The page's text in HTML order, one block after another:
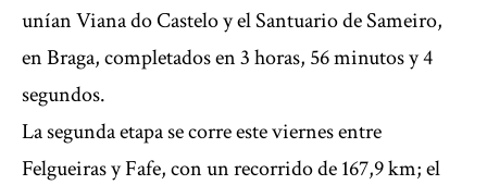
unían Viana do Castelo y el Santuario de Sameiro,
en Braga, completados en 3 horas, 56 minutos y 4
segundos.
La segunda etapa se corre este viernes entre
Felgueiras y Fafe, con un recorrido de 167,9 km; el